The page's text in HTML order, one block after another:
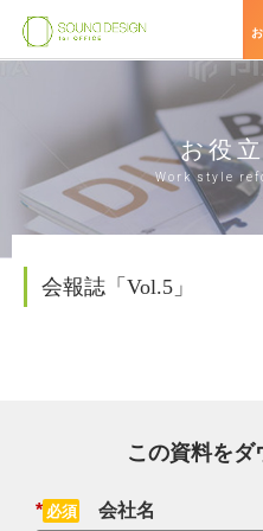
お役
Work style
会報誌「Vol.5」
この資料をダ
* 会社名